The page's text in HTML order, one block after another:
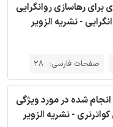
رهاسازی روانگرایی
- نشریه الزویر
صفحات فارسی: 28
شده در مورد ویژگی
- نشریه الزویر